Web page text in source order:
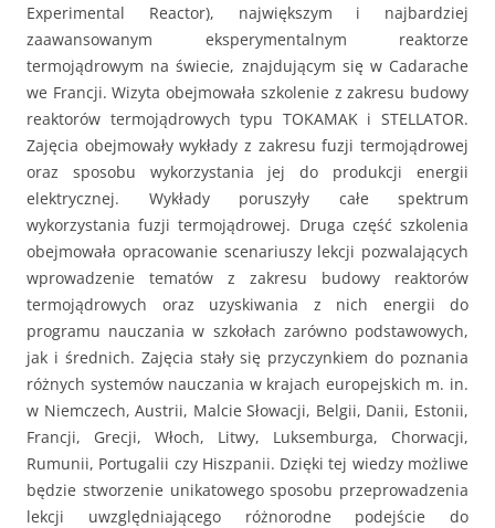
Experimental Reactor), największym i najbardziej
zaawansowanym eksperymentalnym reaktorze
termojądrowym na świecie, znajdującym się w Cadarache
we Francji. Wizyta obejmowała szkolenie z zakresu budowy
reaktorów termojądrowych typu TOKAMAK i STELLATOR.
Zajęcia obejmowały wykłady z zakresu fuzji termojądrowej
oraz sposobu wykorzystania jej do produkcji energii
elektrycznej. Wykłady poruszyły całe spektrum
wykorzystania fuzji termojądrowej. Druga część szkolenia
obejmowała opracowanie scenariuszy lekcji pozwalających
wprowadzenie tematów z zakresu budowy reaktorów
termojądrowych oraz uzyskiwania z nich energii do
programu nauczania w szkołach zarówno podstawowych,
jak i średnich. Zajęcia stały się przyczynkiem do poznania
różnych systemów nauczania w krajach europejskich m. in.
w Niemczech, Austrii, Malcie Słowacji, Belgii, Danii, Estonii,
Francji, Grecji, Włoch, Litwy, Luksemburga, Chorwacji,
Rumunii, Portugalii czy Hiszpanii. Dzięki tej wiedzy możliwe
będzie stworzenie unikatowego sposobu przeprowadzenia
lekcji uwzględniającego różnorodne podejście do